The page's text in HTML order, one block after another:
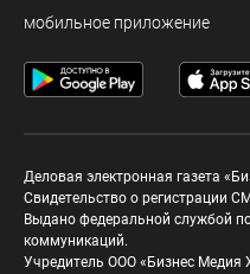
мобильное приложение
Деловая электронная газета
Свидетельство о регистрации
Выдано федеральной службой
коммуникаций.
Учредитель ООО «Бизнес Медия